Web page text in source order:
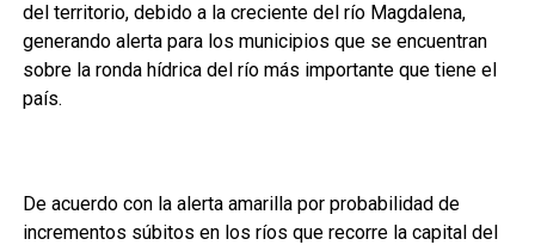
del territorio, debido a la creciente del río Magdalena,
generando alerta para los municipios que se encuentran
sobre la ronda hídrica del río más importante que tiene el
país.
De acuerdo con la alerta amarilla por probabilidad de
incrementos súbitos en los ríos que recorre la capital del